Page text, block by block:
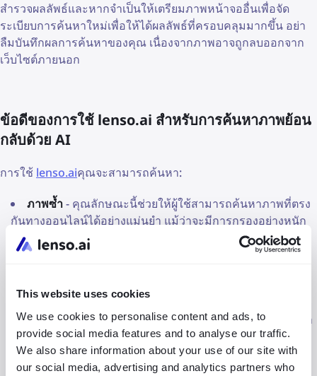
This website uses cookies
We use cookies to personalise content and ads, to
provide social media features and to analyse our traffic.
We also share information about your use of our site with
our social media, advertising and analytics partners who
สำรวจผลลัพธ์และหากจำเป็นให้เตรียมภาพหน้าจออื่นเพื่อจัด
ระเบียบการค้นหาใหม่เพื่อให้ได้ผลลัพธ์ที่ครอบคลุมมากขึ้น อย่า
ลืมบันทึกผลการค้นหาของคุณ เนื่องจากภาพอาจถูกลบออกจาก
เว็บไซต์ภายนอก
ข้อดีของการใช้ lenso.ai สำหรับการค้นหาภาพย้อน
กลับด้วย AI
การใช้ lenso.aiคุณจะสามารถค้นหา:
ภาพซ้ำ- คุณลักษณะนี้ช่วยให้ผู้ใช้สามารถค้นหาภาพที่ตรง
กันทางออนไลน์ได้อย่างแม่นยำ แม้ว่าจะมีการกรองอย่างหนัก
ก็ตาม ด้วยเทคโนโลยี AI เพิ่มเติม เช่น การจดจำใบหน้า มัน
สามารถเชื่อมโยงคุณลักษณะและพื้นหลังของภาพเพื่อระบุการ
สถานที่- ความสามารถในการกรองสถานที่สำคัญและภูมิ
ทัศน์โดยเฉพาะจากภาพ ขอบคุณสิ่งนี้ แม้ว่าคุณจะกำลังมองหา
ภูมิทัศน์ที่อยู่เบื้องหลังบุคคล เครื่องมือจะเน้นที่สิ่งนั้นแทนที่จะ
เป็นใบหน้าของบุคคล